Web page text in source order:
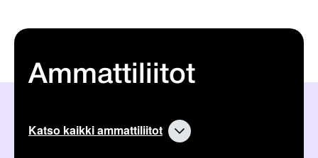
Ammattiliitot
Katso kaikki ammattiliitot